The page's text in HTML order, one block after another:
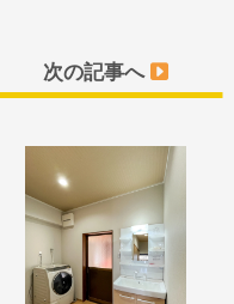
次の記事へ